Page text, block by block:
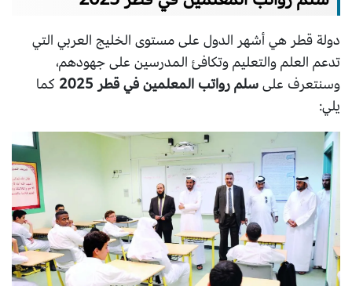
دولة قطر هي أشهر الدول على مستوى الخليج العربي التي
تدعم العلم والتعليم وتكافئ المدرسين على جهودهم،
وسنتعرف علىسلم رواتب المعلمين في قطر 2025
كما
يلي: